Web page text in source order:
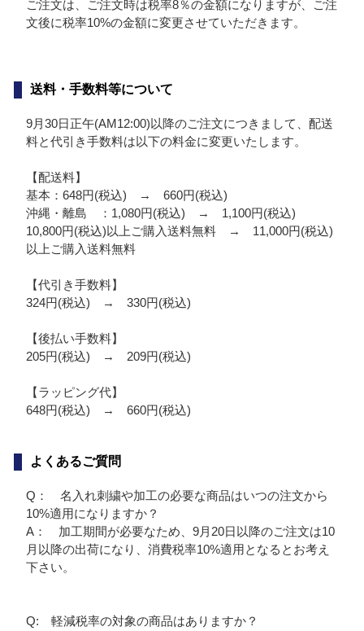
ご注文は、ご注文時は税率8％の金額になりますが、ご注
文後に税率10%の金額に変更させていただきます。
送料・手数料等について
9月30日正午(AM12:00)以降のご注文につきまして、配送
料と代引き手数料は以下の料金に変更いたします。
【配送料】
基本：648円(税込) → 660円(税込)
沖縄・離島 ：1,080円(税込) → 1,100円(税込)
10,800円(税込)以上ご購入送料無料 → 11,000円(税込)
以上ご購入送料無料
【代引き手数料】
324円(税込) → 330円(税込)
【後払い手数料】
205円(税込) → 209円(税込)
【ラッピング代】
648円(税込) → 660円(税込)
よくあるご質問
Q： 名入れ刺繍や加工の必要な商品はいつの注文から
10%適用になりますか？
A： 加工期間が必要なため、9月20日以降のご注文は10
月以降の出荷になり、消費税率10%適用となるとお考え
下さい。
Q: 軽減税率の対象の商品はありますか？